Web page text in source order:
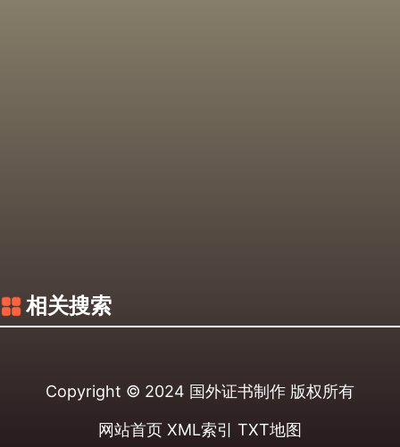
相关搜索
Copyright © 2024 国外证书制作 版权所有
网站首页 XML索引 TXT地图